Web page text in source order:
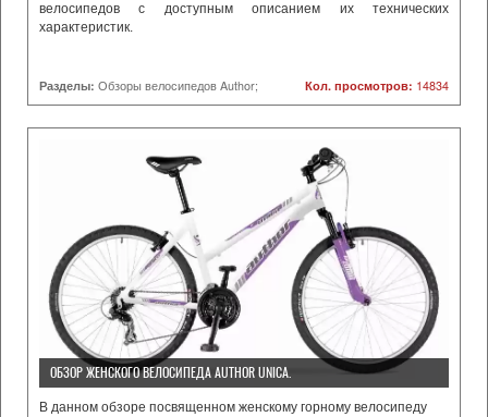
велосипедов с доступным описанием их технических
характеристик.
Кол. просмотров: 14834
Разделы: Обзоры велосипедов Author;
ОБЗОР ЖЕНСКОГО ВЕЛОСИПЕДА AUTHOR UNICA.
В данном обзоре посвященном женскому горному велосипеду